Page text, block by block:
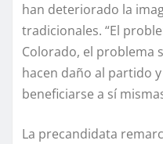
han deteriorado la
tradicionales. “El
Colorado, el problema
hacen daño al partido
beneficiarse a sí
La precandidata